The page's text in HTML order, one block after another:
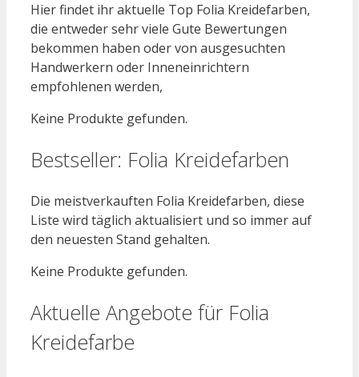
Hier findet ihr aktuelle Top Folia Kreidefarben,
die entweder sehr viele Gute Bewertungen
bekommen haben oder von ausgesuchten
Handwerkern oder Inneneinrichtern
empfohlenen werden,
Keine Produkte gefunden.
Bestseller: Folia Kreidefarben
Die meistverkauften Folia Kreidefarben, diese
Liste wird täglich aktualisiert und so immer auf
den neuesten Stand gehalten.
Keine Produkte gefunden.
Aktuelle Angebote für Folia
Kreidefarbe